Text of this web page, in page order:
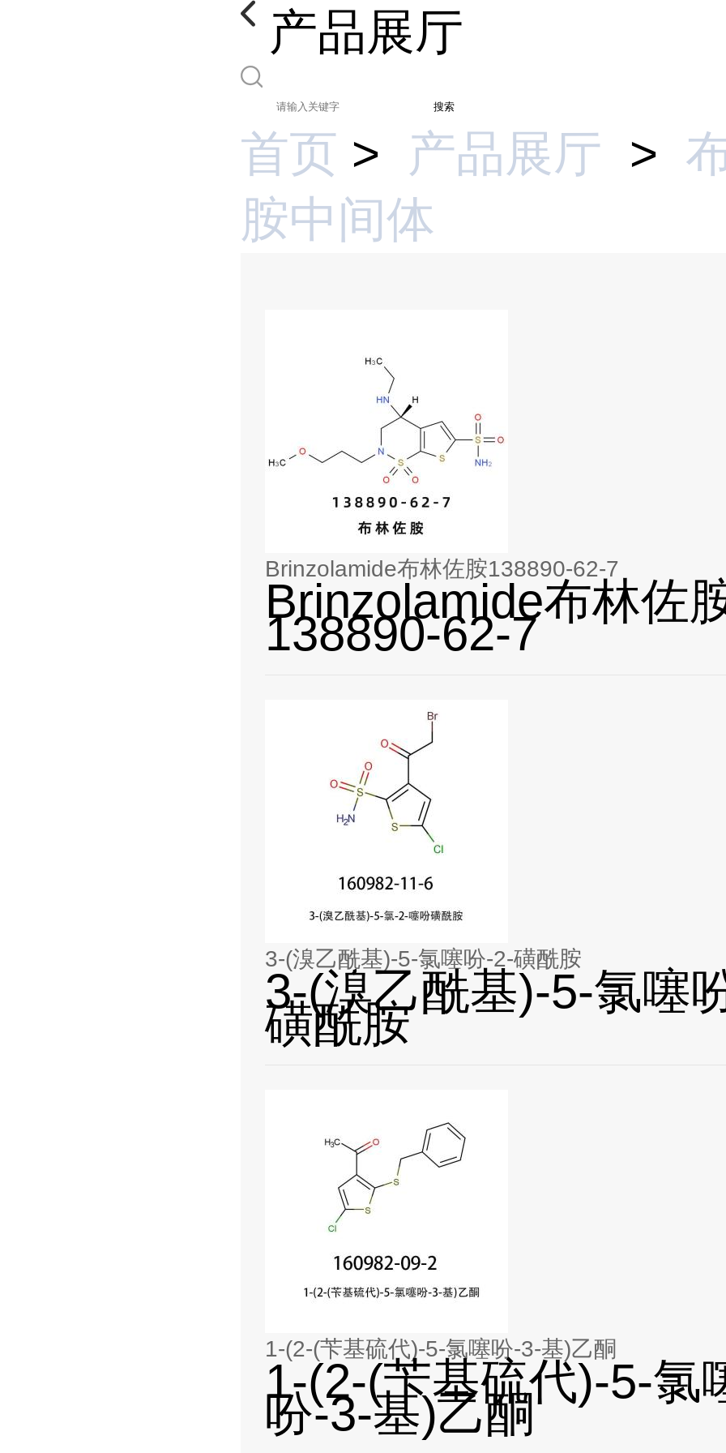
产品展厅
搜索
首页 > 产品展厅 >
胺中间体
Brinzolamide布林佐胺138890-62-7
Brinzolamide布林佐
138890-62-7
3-(溴乙酰基)-5-氯噻吩-2-磺酰胺
3-(溴乙酰基)-5-氯噻
磺酰胺
1-(2-(苄基硫代)-5-氯噻吩-3-基)乙酮
1-(2-(苄基硫代)-5-氯
吩-3-基)乙酮